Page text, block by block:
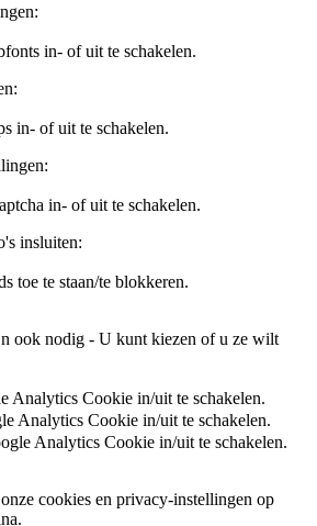
in- of uit te schakelen.
in- of uit te schakelen.
in- of uit te schakelen.
insluiten:
toe te staan/te blokkeren.
ook nodig - U kunt kiezen of u ze wilt
Analytics Cookie in/uit te schakelen.
Analytics Cookie in/uit te schakelen.
Analytics Cookie in/uit te schakelen.
cookies en privacy-instellingen op